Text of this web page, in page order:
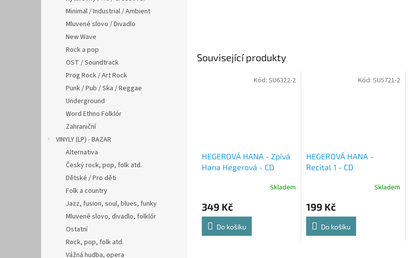
Minimal / Industrial / Ambient
Mluvené slovo / Divadlo
New Wave
Rock a pop
OST / Soundtrack
Prog Rock / Art Rock
Punk / Pub / Ska / Reggae
Underground
Word Ethno Folklór
Zahraniční
VINYLY (LP) - BAZAR
Alternativa
Český rock, pop, folk atd.
Dětské / Pro děti
Folk a country
Jazz, fusion, soul, blues, funky
Mluvené slovo, divadlo, folklór
Ostatní
Rock, pop, folk atd.
Vážná hudba, opera
Související produkty
HEGEROVÁ HANA - Zpívá
Hana Hegerová - CD
Skladem
349 Kč
Do košíku
Kód: SU6322-2
HEGEROVÁ HANA -
Recital 1 - CD
Skladem
199 Kč
Do košíku
Kód: SU5721-2